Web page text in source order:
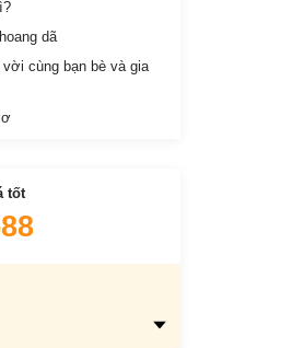
dã
cùng bạn bè và gia
tốt